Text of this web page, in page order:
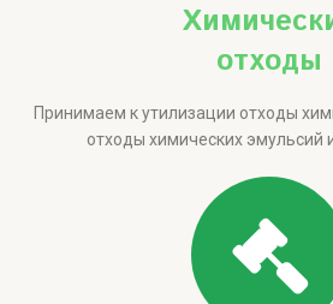
отходы
Принимаем к утилизации отходы
отходы химических эмульсий